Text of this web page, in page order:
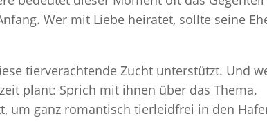
Wer mit Liebe heiratet, sollte seine
tierverachtende Zucht unterstützt. Und
plant: Sprich mit ihnen über das Thema.
um ganz romantisch tierleidfrei in den